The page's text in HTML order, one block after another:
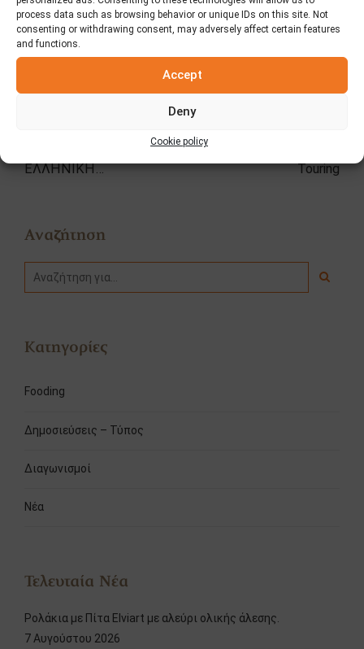
process data such as browsing behavior or unique IDs on this site. Not
consenting or withdrawing consent, may adversely affect certain features
and functions.
Accept
Deny
Cookie policy
Δημοσίευση σχολίου
ΕΛΛΗΝΙΚΗ
Touring
Αναζήτηση
Κατηγορίες
Fooding
Δημοσιεύσεις – Τύπος
Διαγωνισμοί
Νέα
Τελευταία Νέα
Ρολάκια με Πίτα Elviart με αλεύρι ολικής άλεσης.
7 Αυγούστου 2026